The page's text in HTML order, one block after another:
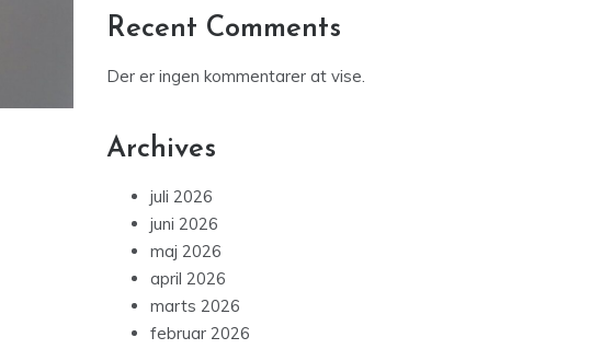
Recent Comments
Der er ingen kommentarer at vise.
Archives
juli 2026
juni 2026
maj 2026
april 2026
marts 2026
februar 2026